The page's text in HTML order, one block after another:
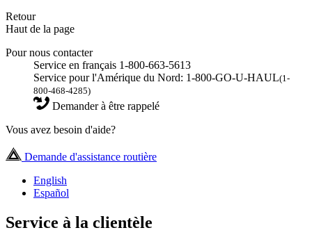
Retour
Haut de la page
Pour nous contacter
Service en français 1-800-663-5613
Service pour l'Amérique du Nord: 1-800-GO-U-HAUL(1-
800-468-4285)
Demander à être rappelé
Vous avez besoin d'aide?
Demande d'assistance routière
English
Español
Service à la clientèle